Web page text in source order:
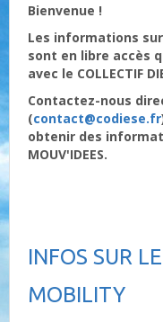
Bienvenue !
Les informations sur
sont en libre accès
avec le COLLECTIF
Contactez-nous
(contact@codiese.fr
obtenir des
MOUV'IDEES.
INFOS SUR
MOBILITY